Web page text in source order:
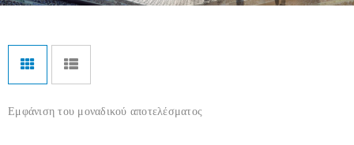
Εμφάνιση του μοναδικού αποτελέσματος